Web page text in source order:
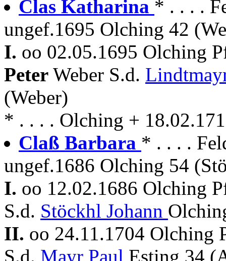
Clas Katharina * . . . .
ungef.1695 Olching 42
I. oo 02.05.1695 Olching
Peter Weber S.d.
(Weber)
* . . . . Olching +
Claß Barbara * . . . .
ungef.1686 Olching 54
I. oo 12.02.1686 Olching
S.d. Stöckhl Johann
II. oo 24.11.1704 Olching
S.d. Mayr Paul Esting 34